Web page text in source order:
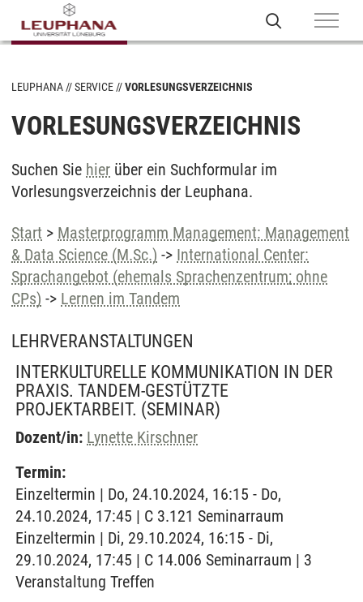
LEUPHANA SERVICE VORLESUNGSVERZEICHNIS
VORLESUNGSVERZEICHNIS
Suchen Sie hier über ein Suchformular im
Vorlesungsverzeichnis der Leuphana.
Start > Masterprogramm Management: Management
& Data Science (M.Sc.) -> International Center:
Sprachangebot (ehemals Sprachenzentrum; ohne
CPs) -> Lernen im Tandem
LEHRVERANSTALTUNGEN
INTERKULTURELLE KOMMUNIKATION IN DER
PRAXIS. TANDEM-GESTÜTZTE
PROJEKTARBEIT. (SEMINAR)
Dozent/in: Lynette Kirschner
Termin:
Einzeltermin | Do, 24.10.2024, 16:15 - Do,
24.10.2024, 17:45 | C 3.121 Seminarraum
Einzeltermin | Di, 29.10.2024, 16:15 - Di,
29.10.2024, 17:45 | C 14.006 Seminarraum | 3
Veranstaltung Treffen